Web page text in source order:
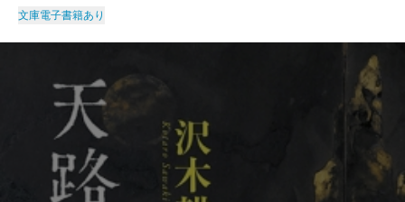
文庫電子書籍あり